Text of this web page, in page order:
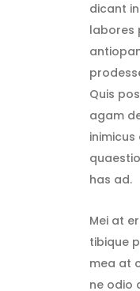
dicant
labores
Quis
agam
has ad.
Mei at
tibique
mea at
ne odio